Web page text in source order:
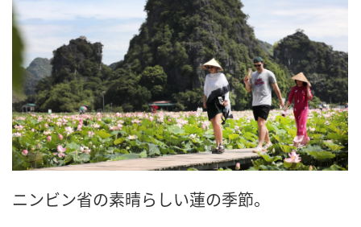
ニンビン省の素晴らしい蓮の季節。